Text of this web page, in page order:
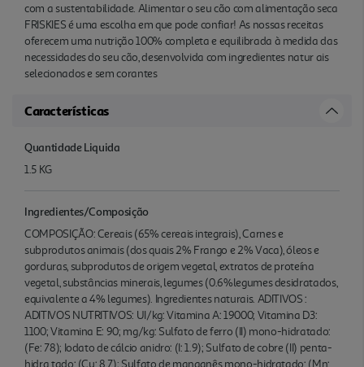
com a sustentabilidade. Alimentar o seu cão com alimentação seca
FRISKIES é uma escolha em que pode confiar! As nossas receitas
oferecem uma nutrição 100% completa e equilibrada à medida das
necessidades do seu cão, desenvolvida com ingredientes natur ais
selecionados e sem corantes
Características
Quantidade Liquida
1.5 KG
Ingredientes/Composição
COMPOSIÇÃO: Cereais (65% cereais integrais), Carnes e
subprodutos animais (dos quais 2% Frango e 2% Vaca), óleos e
gorduras, subprodutos de origem vegetal, extratos de proteína
vegetal, substâncias minerais, legumes (0.6%legumes desidratados,
equivalente a 4% legumes). Ingredientes naturais. ADITIVOS :
ADITIVOS NUTRITIVOS: UI/kg: Vitamina A: 19000; Vitamina D3:
1100; Vitamina E: 90; mg/kg: Sulfato de ferro (II) mono-hidratado:
(Fe: 78); Iodato de cálcio anidro: (I: 1.9); Sulfato de cobre (II) penta-
hidra tado: (Cu: 8.7); Sulfato de manganês mono-hidratado: (Mn: